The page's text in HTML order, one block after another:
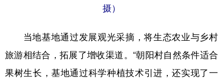
浙江 安徽 福建 江西
山东 河南 湖北 湖南
广东 广西 海南 重庆
摄）
当地基地通过发展观光采摘，将生态农业与乡村
旅游相结合，拓展了增收渠道。“朝阳村自然条件适合
果树生长，基地通过科学种植技术引进，还实现了一